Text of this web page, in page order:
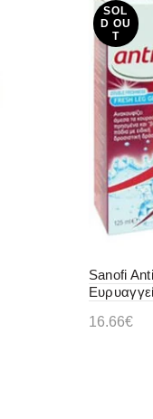
SOL
D OU
T
Sanofi
16.66€